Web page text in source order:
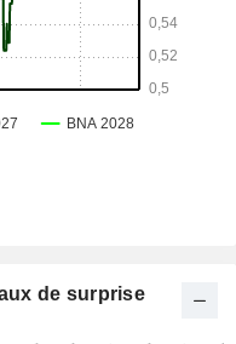
de surprise